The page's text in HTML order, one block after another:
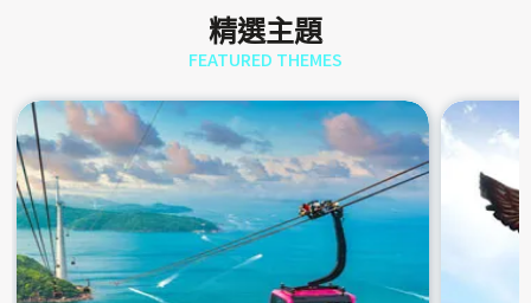
精選主題
FEATURED THEMES